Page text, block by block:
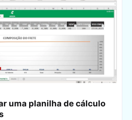
uma planilha de cálculo